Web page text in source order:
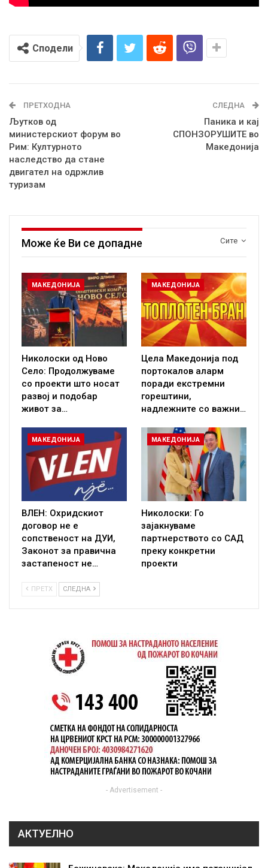
Сподели
ПРЕТХОДНА
Љутков од
министерскиот форум во
Рим: Културното
наследство да стане
двигател на одржлив
туризам
СЛЕДНА
Паника и кај
СПОНЗОРУШИТЕ во
Македонија
Сите
Може ќе Ви се допадне
МАКЕДОНИЈА
Николоски од Ново
Село: Продолжуваме
со проекти што носат
развој и подобар
живот за…
МАКЕДОНИЈА
Цела Македонија под
портокалов аларм
поради екстремни
горештини,
надлежните со важни…
МАКЕДОНИЈА
ВЛЕН: Охридскиот
договор не е
сопственост на ДУИ,
Законот за правична
застапеност не…
МАКЕДОНИЈА
Николоски: Го
зајакнуваме
партнерството со САД
преку конкретни
проекти
ПРЕТХ СЛЕДНА
- Advertisement -
АКТУЕЛНО